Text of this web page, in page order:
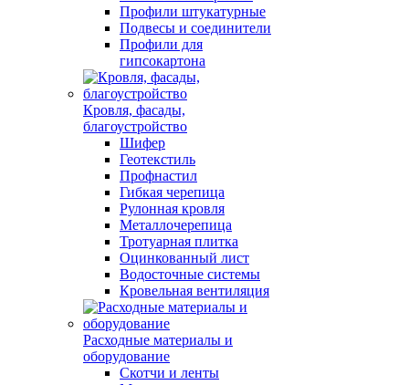
Профили штукатурные
Подвесы и соединители
Профили для
гипсокартона
Кровля, фасады,
благоустройство
Шифер
Геотекстиль
Профнастил
Гибкая черепица
Рулонная кровля
Металлочерепица
Тротуарная плитка
Оцинкованный лист
Водосточные системы
Кровельная вентиляция
Расходные материалы и
оборудование
Скотчи и ленты